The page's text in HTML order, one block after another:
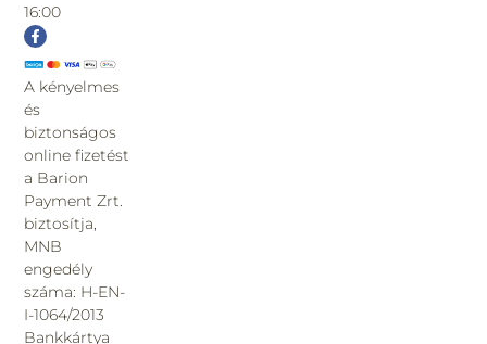
16:00
A kényelmes
és
biztonságos
online fizetést
a Barion
Payment Zrt.
biztosítja,
MNB
engedély
száma: H-EN-
I-1064/2013
Bankkártya